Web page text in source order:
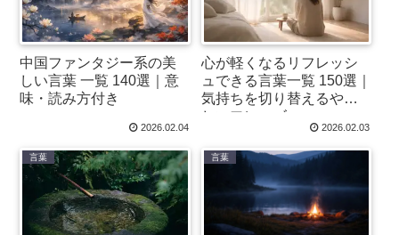
中国ファンタジー系の美
しい言葉 一覧 140選｜意
味・読み方付き
2026.02.04
心が軽くなるリフレッシ
ュできる言葉一覧 150選｜
気持ちを切り替えるやさ
しいフレーズ
2026.02.03
言葉 言葉